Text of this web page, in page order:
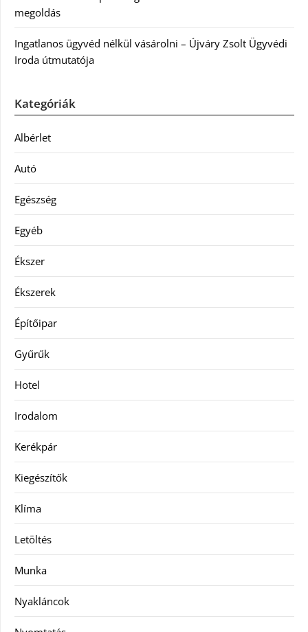
megoldás
Ingatlanos ügyvéd nélkül vásárolni – Újváry Zsolt Ügyvédi
Iroda útmutatója
Kategóriák
Albérlet
Autó
Egészség
Egyéb
Ékszer
Ékszerek
Építőipar
Gyűrűk
Hotel
Irodalom
Kerékpár
Kiegészítők
Klíma
Letöltés
Munka
Nyakláncok